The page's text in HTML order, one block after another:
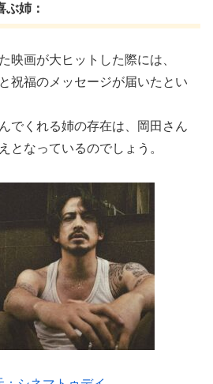
ぶ姉：
映画が大ヒットした際には、
と祝福のメッセージが届いたとい
でくれる姉の存在は、岡田さん
となっているのでしょう。